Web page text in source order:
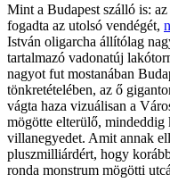
Mint a Budapest szálló is:
fogadta az utolsó vendégét,
István oligarcha állítólag
tartalmazó vadonatúj
nagyot fut mostanában
tönkretételében, az ő
vágta haza vizuálisan a
mögötte elterülő,
villanegyedet. Amit annak
pluszmilliárdért, hogy
ronda monstrum mögötti